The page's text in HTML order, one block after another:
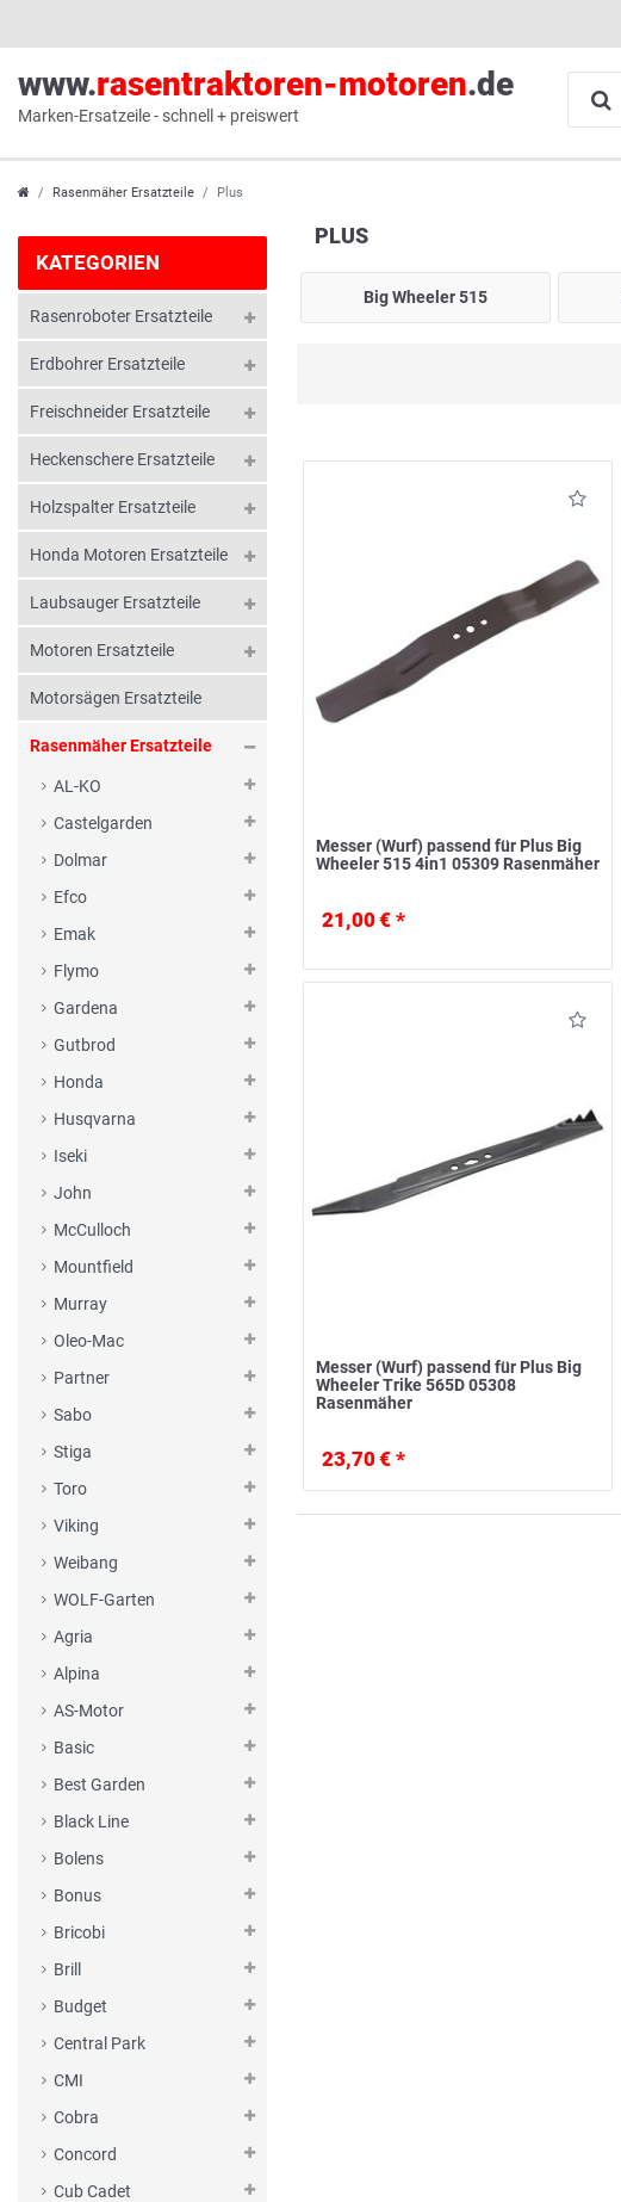
www.rasentraktoren-motoren.de
Marken-Ersatzeile - schnell + preiswert
Rasenmäher Ersatzteile Plus
KATEGORIEN
Rasenroboter Ersatzteile
Erdbohrer Ersatzteile
Freischneider Ersatzteile
Heckenschere Ersatzteile
Holzspalter Ersatzteile
Honda Motoren Ersatzteile
Laubsauger Ersatzteile
Motoren Ersatzteile
Motorsägen Ersatzteile
Rasenmäher Ersatzteile
AL-KO
Castelgarden
Dolmar
Efco
Emak
Flymo
Gardena
Gutbrod
Honda
Husqvarna
Iseki
John
McCulloch
Mountfield
Murray
Oleo-Mac
Partner
Sabo
Stiga
Toro
Viking
Weibang
WOLF-Garten
Agria
Alpina
AS-Motor
Basic
Best Garden
Black Line
Bolens
Bonus
Bricobi
Brill
Budget
Central Park
CMI
Cobra
Concord
Cub Cadet
PLUS
Big Wheeler 515
Messer (Wurf) passend für Plus Big
Wheeler 515 4in1 05309 Rasenmäher
21,00 € *
Messer (Wurf) passend für Plus Big
Wheeler Trike 565D 05308
Rasenmäher
23,70 € *